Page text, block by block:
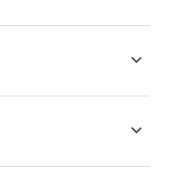
incluse et hors frais de